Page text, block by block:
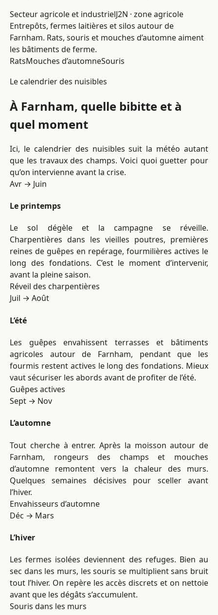
Secteur agricole et industrielJ2N · zone agricole
Entrepôts, fermes laitières et silos autour de
Farnham. Rats, souris et mouches d’automne aiment
les bâtiments de ferme.
RatsMouches d’automneSouris
Le calendrier des nuisibles
À Farnham, quelle bibitte et à
quel moment
Ici, le calendrier des nuisibles suit la météo autant
que les travaux des champs. Voici quoi guetter pour
qu’on intervienne avant la crise.
Avr → Juin
Le printemps
Le sol dégèle et la campagne se réveille.
Charpentières dans les vieilles poutres, premières
reines de guêpes en repérage, fourmilières actives le
long des fondations. C’est le moment d’intervenir,
avant la pleine saison.
Réveil des charpentières
Juil → Août
L’été
Les guêpes envahissent terrasses et bâtiments
agricoles autour de Farnham, pendant que les
fourmis restent actives le long des fondations. Mieux
vaut sécuriser les abords avant de profiter de l’été.
Guêpes actives
Sept → Nov
L’automne
Tout cherche à entrer. Après la moisson autour de
Farnham, rongeurs des champs et mouches
d’automne remontent vers la chaleur des murs.
Quelques semaines décisives pour sceller avant
l’hiver.
Envahisseurs d’automne
Déc → Mars
L’hiver
Les fermes isolées deviennent des refuges. Bien au
sec dans les murs, les souris se multiplient sans bruit
tout l’hiver. On repère les accès discrets et on nettoie
avant que les dégâts s’accumulent.
Souris dans les murs